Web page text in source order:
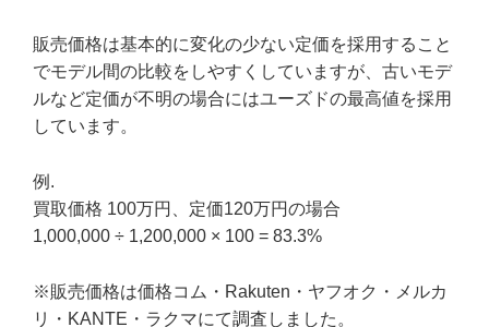
販売価格は基本的に変化の少ない定価を採用すること
でモデル間の比較をしやすくしていますが、古いモデ
ルなど定価が不明の場合にはユーズドの最高値を採用
しています。
例.
買取価格 100万円、定価120万円の場合
1,000,000 ÷ 1,200,000 × 100 = 83.3%
※販売価格は価格コム・Rakuten・ヤフオク・メルカ
リ・KANTE・ラクマにて調査しました。